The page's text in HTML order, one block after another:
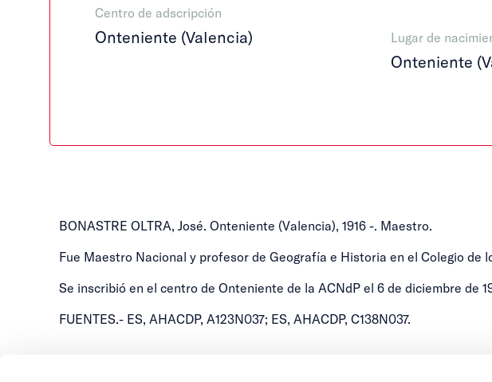
Centro de adscripción
Onteniente (Valencia) Lugar de
Onteniente
BONASTRE OLTRA, José. Onteniente (Valencia), 1916 -. Maestro.
Fue Maestro Nacional y profesor de Geografía e Historia en el Colegio
Se inscribió en el centro de Onteniente de la ACNdP el 6 de diciembre de
FUENTES.- ES, AHACDP, A123N037; ES, AHACDP, C138N037.